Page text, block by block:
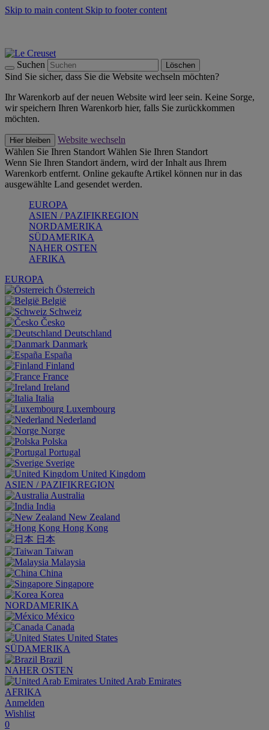
Skip to main content Skip to footer content
Suchen Löschen
Sind Sie sicher, dass Sie die Website wechseln möchten?
Ihr Warenkorb auf der neuen Website wird leer sein. Keine Sorge,
wir speichern Ihren Warenkorb hier, falls Sie zurückkommen
möchten.
Hier bleiben
Website wechseln
Wählen Sie Ihren Standort Wählen Sie Ihren Standort
Wenn Sie Ihren Standort ändern, wird der Inhalt aus Ihrem
Warenkorb entfernt. Online gekaufte Artikel können nur in das
ausgewählte Land gesendet werden.
EUROPA
ASIEN / PAZIFIKREGION
NORDAMERIKA
SÜDAMERIKA
NAHER OSTEN
AFRIKA
EUROPA
Österreich
België
Schweiz
Česko
Deutschland
Danmark
España
Finland
France
Ireland
Italia
Luxembourg
Nederland
Norge
Polska
Portugal
Sverige
United Kingdom
ASIEN / PAZIFIKREGION
Australia
India
New Zealand
Hong Kong
日本
Taiwan
Malaysia
China
Singapore
Korea
NORDAMERIKA
México
Canada
United States
SÜDAMERIKA
Brazil
NAHER OSTEN
United Arab Emirates
AFRIKA
Anmelden
Wishlist
0